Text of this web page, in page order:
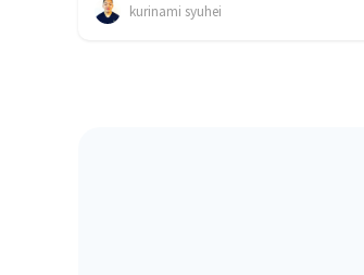
kurinami syuhei